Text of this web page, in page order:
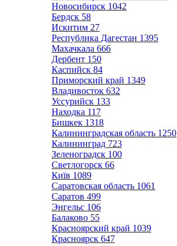
Новосибирск 1042
Бердск 58
Искитим 27
Республика Дагестан 1395
Махачкала 666
Дербент 150
Каспийск 84
Приморский край 1349
Владивосток 632
Уссурийск 133
Находка 117
Бишкек 1318
Калининградская область 1250
Калининград 723
Зеленоградск 100
Светлогорск 66
Київ 1089
Саратовская область 1061
Саратов 499
Энгельс 106
Балаково 55
Красноярский край 1039
Красноярск 647